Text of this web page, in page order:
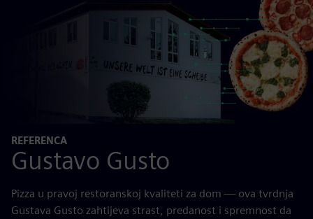
REFERENCA
Gustavo Gusto
Pizza u pravoj restoranskoj kvaliteti za dom — ova tvrdnja
Gustava Gusto zahtijeva strast, predanost i spremnost da